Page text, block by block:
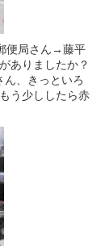
便局さん→藤平
ありましたか？
ん、きっといろ
う少ししたら赤